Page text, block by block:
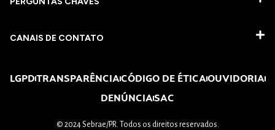
CANAIS DE CONTATO
LGPDTRANSPARÊNCIACÓDIGO DE ÉTICAOUVIDORIA
DENÚNCIASAC
© 2024 Sebrae/PR. Todos os direitos reservados.